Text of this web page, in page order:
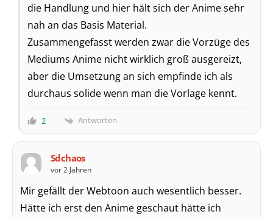
die Handlung und hier hält sich der Anime sehr
nah an das Basis Material.
Zusammengefasst werden zwar die Vorzüge des
Mediums Anime nicht wirklich groß ausgereizt,
aber die Umsetzung an sich empfinde ich als
durchaus solide wenn man die Vorlage kennt.
2 Antworten
Sdchaos
vor 2 Jahren
Mir gefällt der Webtoon auch wesentlich besser.
Hätte ich erst den Anime geschaut hätte ich